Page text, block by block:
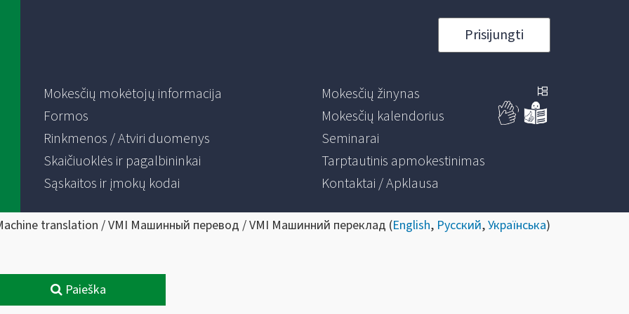
Prisijungti
Mokesčių mokėtojų informacija
Formos
Rinkmenos / Atviri duomenys
Skaičiuoklės ir pagalbininkai
Sąskaitos ir įmokų kodai
Mokesčių žinynas
Mokesčių kalendorius
Seminarai
Tarptautinis apmokestinimas
Kontaktai / Apklausa
translation / VMI Машинный перевод / VMI Машинний переклад (English, Русский,Українська)
Paieška